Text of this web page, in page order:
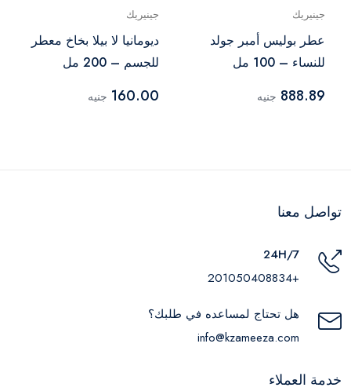
جينيريك
عطر بوليس أمبر جولد
للنساء – 100 مل
888.89 جنيه
جينيريك
ديومانيا لا بيلا بخاخ معطر
للجسم – 200 مل
160.00 جنيه
تواصل معنا
24H/7
+201050408834
هل تحتاج لمساعده في طلبك؟
info@kzameeza.com
خدمة العملاء